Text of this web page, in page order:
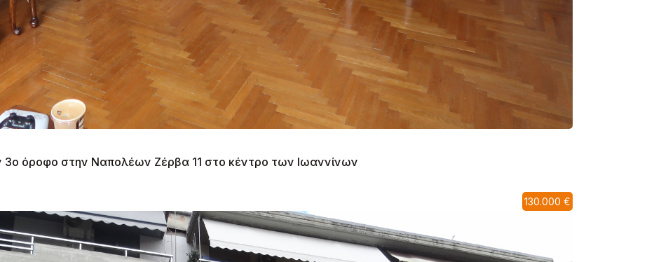
3ο όροφο στην Ναπολέων Ζέρβα 11 στο κέντρο των Ιωαννίνων
130.000 €